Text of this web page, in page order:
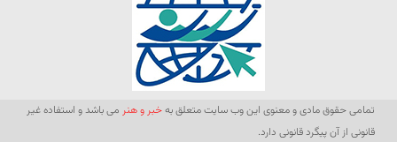
تمامی حقوق مادی و معنوی این وب سایت متعلق بهخبر و هنر می باشد و استفاده غیر
قانونی از آن پیگرد قانونی دارد.